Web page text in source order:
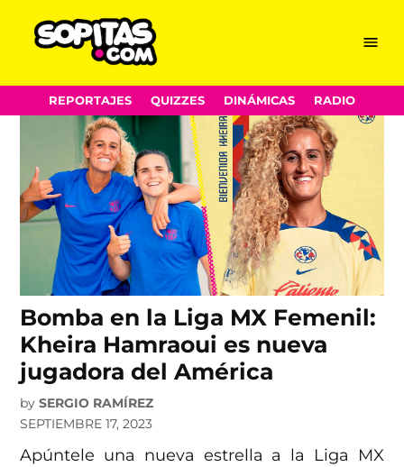
content
Menu
REPORTAJES QUIZZES DINÁMICAS RADIO
Kheira Hamraoui
Bomba en la Liga MX Femenil:
Kheira Hamraoui es nueva
jugadora del América
by SERGIO RAMÍREZ
SEPTIEMBRE 17, 2023
Apúntele una nueva estrella a la Liga MX